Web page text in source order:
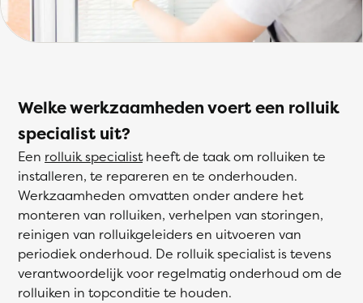
Welke werkzaamheden voert een rolluik
specialist uit?
Een rolluik specialistheeft de taak om rolluiken te
installeren, te repareren en te onderhouden.
Werkzaamheden omvatten onder andere het
monteren van rolluiken, verhelpen van storingen,
reinigen van rolluikgeleiders en uitvoeren van
periodiek onderhoud. De rolluik specialist is tevens
verantwoordelijk voor regelmatig onderhoud om de
rolluiken in topconditie te houden.